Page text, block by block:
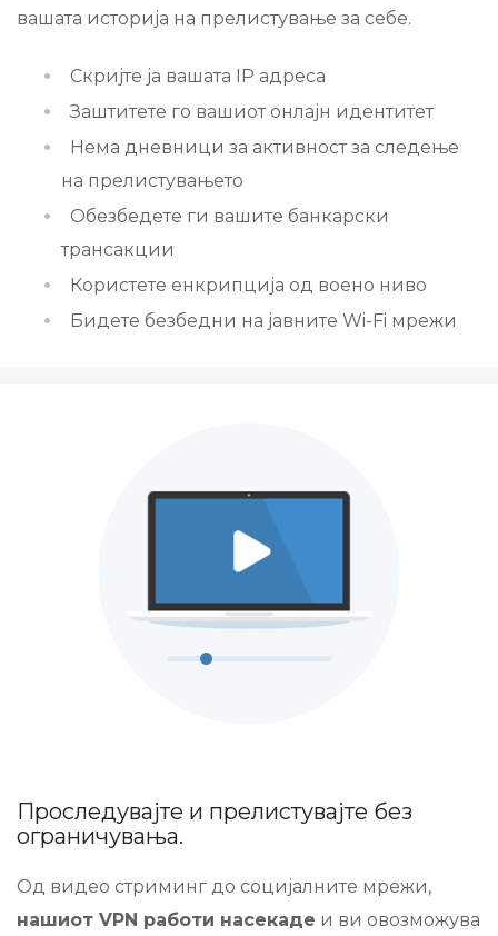
кошничка
вашата историја на прелистување за себе.
Скријте ја вашата IP адреса
Заштитете го вашиот онлајн идентитет
Нема дневници за активност за следење
на прелистувањето
Обезбедете ги вашите банкарски
трансакции
Користете енкрипција од воено ниво
Бидете безбедни на јавните Wi-Fi мрежи
Проследувајте и прелистувајте без
ограничувања.
Од видео стриминг до социјалните мрежи,
нашиот VPN работи насекаде и ви овозможува